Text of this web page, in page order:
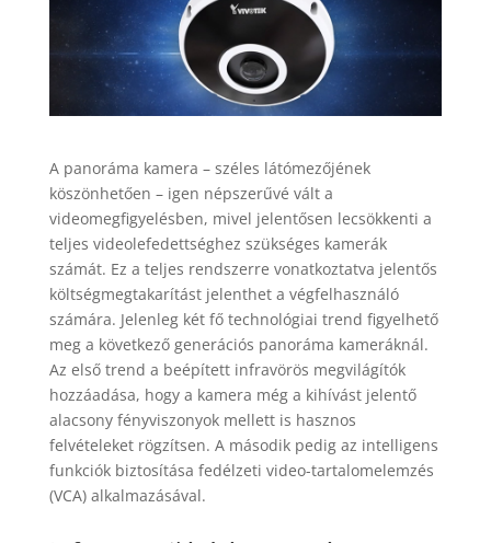
A panoráma kamera – széles látómezőjének
köszönhetően – igen népszerűvé vált a
videomegfigyelésben, mivel jelentősen lecsökkenti a
teljes videolefedettséghez szükséges kamerák
számát. Ez a teljes rendszerre vonatkoztatva jelentős
költségmegtakarítást jelenthet a végfelhasználó
számára. Jelenleg két fő technológiai trend figyelhető
meg a következő generációs panoráma kameráknál.
Az első trend a beépített infravörös megvilágítók
hozzáadása, hogy a kamera még a kihívást jelentő
alacsony fényviszonyok mellett is hasznos
felvételeket rögzítsen. A második pedig az intelligens
funkciók biztosítása fedélzeti video-tartalomelemzés
(VCA) alkalmazásával.